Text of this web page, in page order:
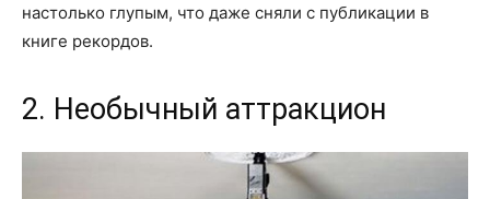
настолько глупым, что даже сняли с публикации в
книге рекордов.
2. Необычный аттракцион